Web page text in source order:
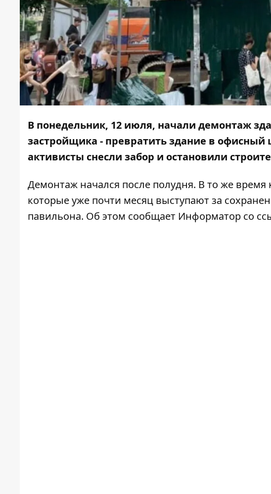
В понедельник, 12 июля, начали демонтаж
застройщика - превратить здание в
активисты снесли забор и остановили
Демонтаж начался после полудня. В то же время
которые уже почти месяц выступают за
павильона. Об этом сообщает Информатор со